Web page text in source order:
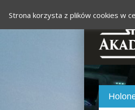
Strona korzysta z plików cookies w